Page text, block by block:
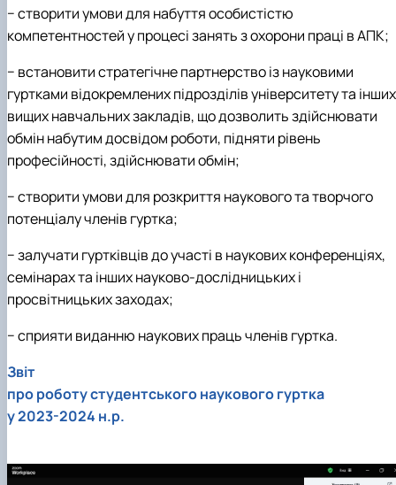
− створити умови для набуття особистістю
компетентностей у процесі занять з охорони праці в АПК;
− встановити стратегічне партнерство із науковими
гуртками відокремлених підрозділів університету та інших
вищих навчальних закладів, що дозволить здійснювати
обмін набутим досвідом роботи, підняти рівень
професійності, здійснювати обмін;
− створити умови для розкриття наукового та творчого
потенціалу членів гуртка;
− залучати гуртківців до участі в наукових конференціях,
семінарах та інших науково-дослідницьких і
просвітницьких заходах;
− сприяти виданню наукових праць членів гуртка.
Звіт
про роботу студентського наукового гуртка
у 2023-2024 н.р.